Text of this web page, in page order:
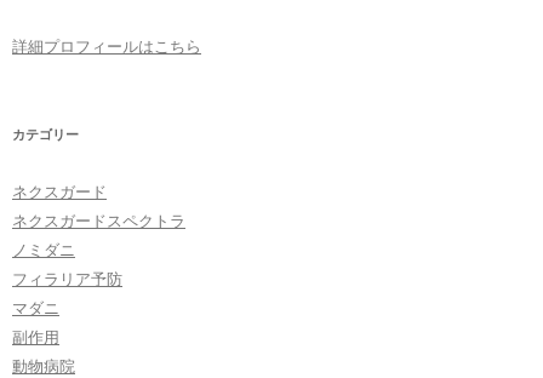
詳細プロフィールはこちら
カテゴリー
ネクスガード
ネクスガードスペクトラ
ノミダニ
フィラリア予防
マダニ
副作用
動物病院